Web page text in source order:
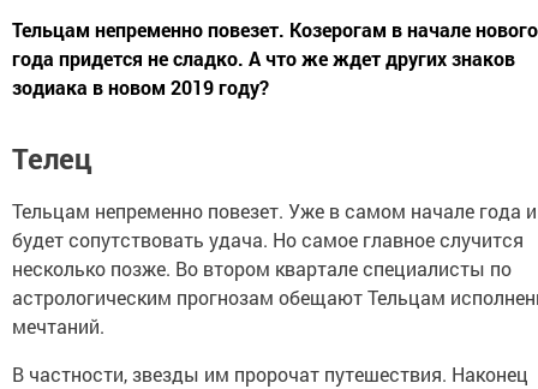
Тельцам непременно повезет. Козерогам в начале нового
года придется не сладко. А что же ждет других знаков
зодиака в новом 2019 году?
Телец
Тельцам непременно повезет. Уже в самом начале года
будет сопутствовать удача. Но самое главное случится
несколько позже. Во втором квартале специалисты по
астрологическим прогнозам обещают Тельцам
мечтаний.
В частности, звезды им пророчат путешествия. Наконец